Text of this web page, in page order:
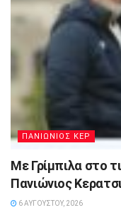
ΠΑΝΙΩΝΙΟΣ ΚΕΡ
Με Γρίμπιλα στο
Πανιώνιος
6 ΑΥΓΟΎΣΤΟΥ, 2026